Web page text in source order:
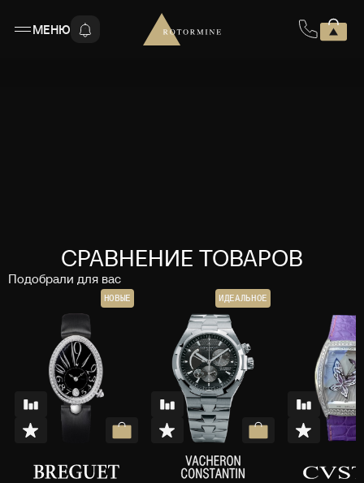
МЕНЮ
СРАВНЕНИЕ ТОВАРОВ
Подобрали для вас
НОВЫЕ ИДЕАЛЬНОЕ